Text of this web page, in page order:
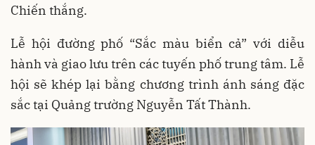
Chiến thắng.
Lễ hội đường phố “Sắc màu biển cả” với diễu
hành và giao lưu trên các tuyến phố trung tâm. Lễ
hội sẽ khép lại bằng chương trình ánh sáng đặc
sắc tại Quảng trường Nguyễn Tất Thành.